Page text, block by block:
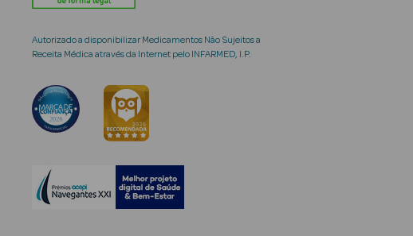
Autorizado a disponibilizar Medicamentos Não Sujeitos a
Receita Médica através da Internet pelo INFARMED, I.P.